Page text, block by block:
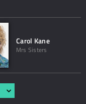
Carol Kane
Mrs Sisters